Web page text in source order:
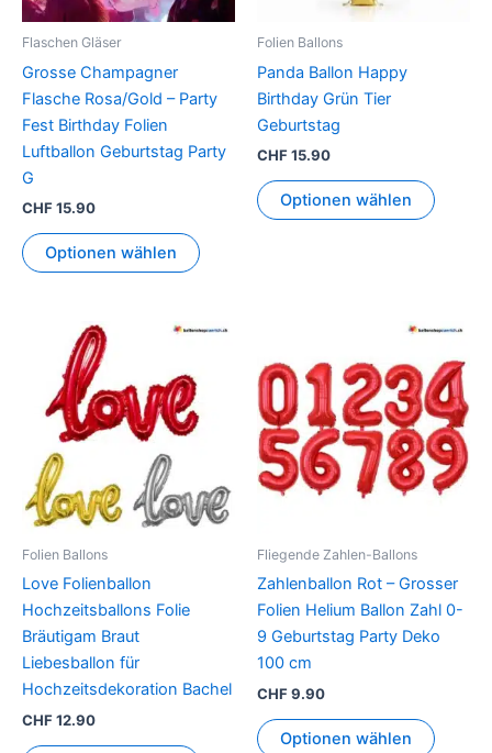
Flaschen Gläser
Grosse Champagner
Flasche Rosa/Gold – Party
Fest Birthday Folien
Luftballon Geburtstag Party
G
CHF15.90
Optionen wählen
Folien Ballons
Panda Ballon Happy
Birthday Grün Tier
Geburtstag
CHF15.90
Optionen wählen
Folien Ballons
Love Folienballon
Hochzeitsballons Folie
Bräutigam Braut
Liebesballon für
Hochzeitsdekoration Bachel
CHF12.90
Dieses
mehrere
Varianten
Die
Optionen
Produktseite
Fliegende Zahlen-Ballons
Zahlenballon Rot – Grosser
Folien Helium Ballon Zahl 0-
9 Geburtstag Party Deko
100 cm
CHF9.90
Optionen wählen
Dieses
Produkt
weist
auf.
Die
der
gewählt